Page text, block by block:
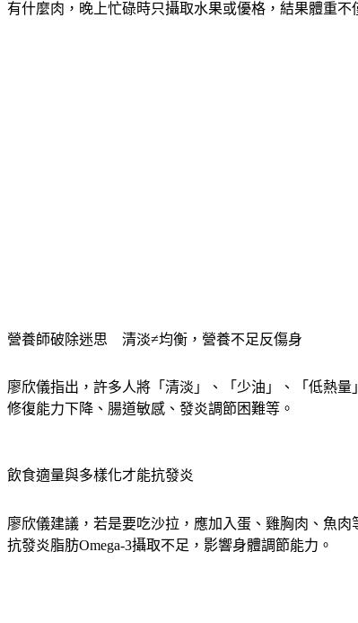
有什麼肉，晚上忙碌時只攝取水果或優格，結果體重
營養師破除迷思　清淡≠均衡，營養不足反傷身
廖欣儀指出，許多人將「清淡」、「少油」、「低熱
修復能力下降、腸道敏感、發炎調節困難等。
飲食適量與多樣化才能抗發炎
廖欣儀建議，若是要吃沙拉，應加入蛋、雞胸肉、魚
抗發炎脂肪Omega-3攝取不足，影響身體調節能力。